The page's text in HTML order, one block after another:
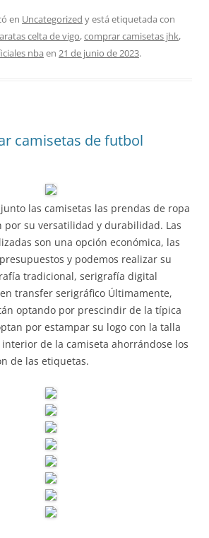
en Uncategorized y está etiquetada con
celta de vigo,comprar camisetas jhk,
nba en 21 de junio de 2023.
camisetas de futbol
las camisetas las prendas de ropa
por su versatilidad y durabilidad. Las
son una opción económica, las
y podemos realizar su
tradicional, serigrafía digital
transfer serigráfico Últimamente,
optando por prescindir de la típica
por estampar su logo con la talla
de la camiseta ahorrándose los
de las etiquetas.